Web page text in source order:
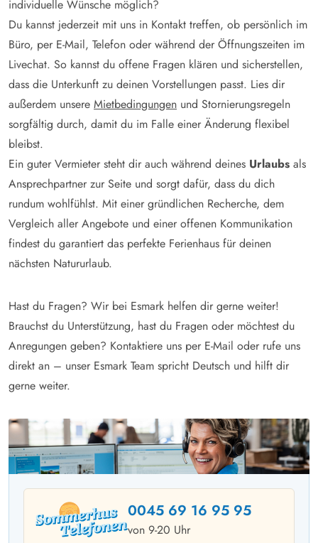
individuelle Wünsche möglich?
Du kannst jederzeit mit uns in Kontakt treffen, ob persönlich im
Büro, per E-Mail, Telefon oder während der Öffnungszeiten im
Livechat. So kannst du offene Fragen klären und sicherstellen,
dass die Unterkunft zu deinen Vorstellungen passt. Lies dir
außerdem unsere Mietbedingungen und Stornierungsregeln
sorgfältig durch, damit du im Falle einer Änderung flexibel
bleibst.
Ein guter Vermieter steht dir auch während deines Urlaubs als
Ansprechpartner zur Seite und sorgt dafür, dass du dich
rundum wohlfühlst. Mit einer gründlichen Recherche, dem
Vergleich aller Angebote und einer offenen Kommunikation
findest du garantiert das perfekte Ferienhaus für deinen
nächsten Natururlaub.
Hast du Fragen? Wir bei Esmark helfen dir gerne weiter!
Brauchst du Unterstützung, hast du Fragen oder möchtest du
Anregungen geben? Kontaktiere uns per E-Mail oder rufe uns
direkt an – unser Esmark Team spricht Deutsch und hilft dir
gerne weiter.
0045 69 16 95 95
von 9-20 Uhr